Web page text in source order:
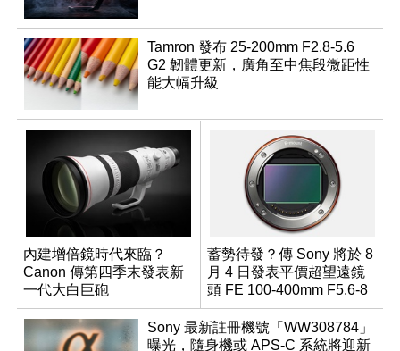
Tamron 發布 25-200mm F2.8-5.6
G2 韌體更新，廣角至中焦段微距性
能大幅升級
內建增倍鏡時代來臨？
Canon 傳第四季末發表新
一代大白巨砲
蓄勢待發？傳 Sony 將於 8
月 4 日發表平價超望遠鏡
頭 FE 100-400mm F5.6-8
Sony 最新註冊機號「WW308784」
曝光，隨身機或 APS-C 系統將迎新